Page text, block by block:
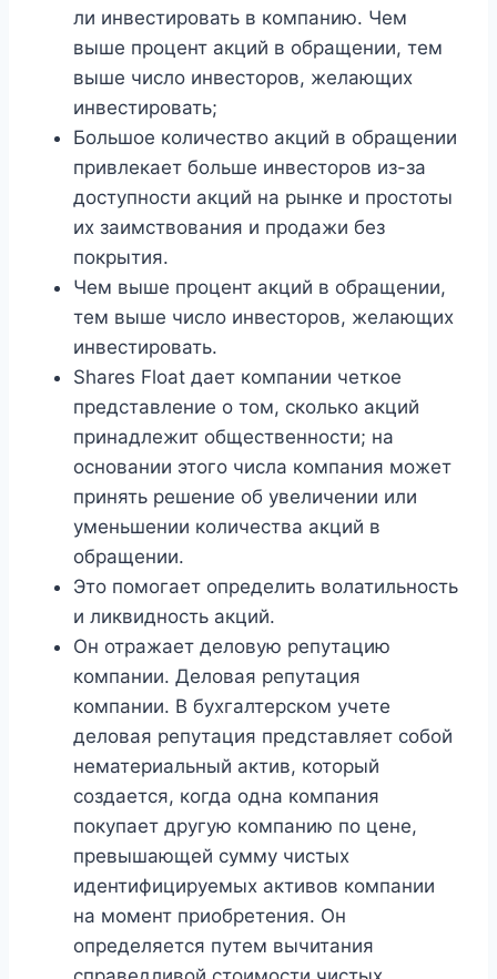
ли инвестировать в компанию. Чем
выше процент акций в обращении, тем
выше число инвесторов, желающих
инвестировать;
Большое количество акций в обращении
привлекает больше инвесторов из-за
доступности акций на рынке и простоты
их заимствования и продажи без
покрытия.
Чем выше процент акций в обращении,
тем выше число инвесторов, желающих
инвестировать.
Shares Float дает компании четкое
представление о том, сколько акций
принадлежит общественности; на
основании этого числа компания может
принять решение об увеличении или
уменьшении количества акций в
обращении.
Это помогает определить волатильность
и ликвидность акций.
Он отражает деловую репутацию
компании. Деловая репутация
компании. В бухгалтерском учете
деловая репутация представляет собой
нематериальный актив, который
создается, когда одна компания
покупает другую компанию по цене,
превышающей сумму чистых
идентифицируемых активов компании
на момент приобретения. Он
определяется путем вычитания